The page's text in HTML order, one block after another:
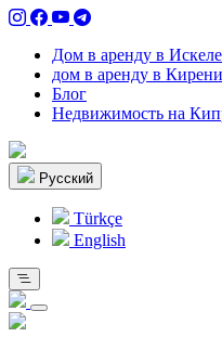
Дом в аренду в Искеле
дом в аренду в
Блог
Недвижимость на
Pусский
Türkçe
English